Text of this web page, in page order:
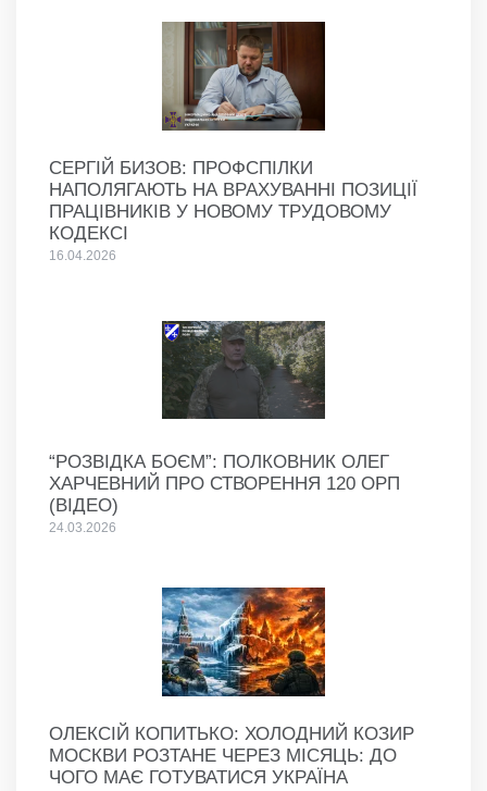
СЕРГІЙ БИЗОВ: ПРОФСПІЛКИ
НАПОЛЯГАЮТЬ НА ВРАХУВАННІ ПОЗИЦІЇ
ПРАЦІВНИКІВ У НОВОМУ ТРУДОВОМУ
КОДЕКСІ
16.04.2026
“РОЗВІДКА БОЄМ”: ПОЛКОВНИК ОЛЕГ
ХАРЧЕВНИЙ ПРО СТВОРЕННЯ 120 ОРП
(ВІДЕО)
24.03.2026
ОЛЕКСІЙ КОПИТЬКО: ХОЛОДНИЙ КОЗИР
МОСКВИ РОЗТАНЕ ЧЕРЕЗ МІСЯЦЬ: ДО
ЧОГО МАЄ ГОТУВАТИСЯ УКРАЇНА